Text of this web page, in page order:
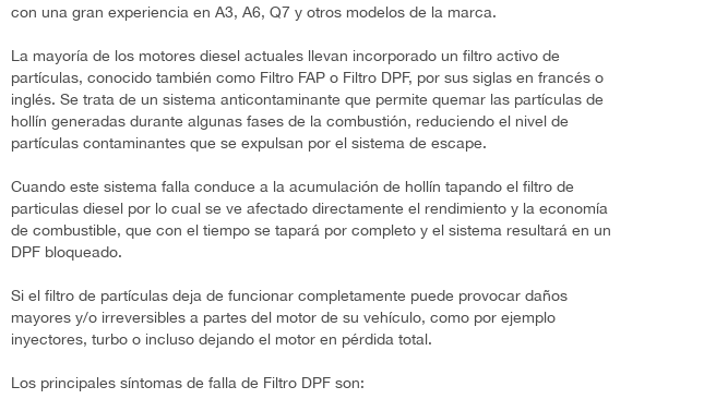
con una gran experiencia en A3, A6, Q7 y otros modelos de la marca.
La mayoría de los motores diesel actuales llevan incorporado un filtro activo de
partículas, conocido también como Filtro FAP o Filtro DPF, por sus siglas en francés o
inglés. Se trata de un sistema anticontaminante que permite quemar las partículas de
hollín generadas durante algunas fases de la combustión, reduciendo el nivel de
partículas contaminantes que se expulsan por el sistema de escape.
Cuando este sistema falla conduce a la acumulación de hollín tapando el filtro de
particulas diesel por lo cual se ve afectado directamente el rendimiento y la economía
de combustible, que con el tiempo se tapará por completo y el sistema resultará en un
DPF bloqueado.
Si el filtro de partículas deja de funcionar completamente puede provocar daños
mayores y/o irreversibles a partes del motor de su vehículo, como por ejemplo
inyectores, turbo o incluso dejando el motor en pérdida total.
Los principales síntomas de falla de Filtro DPF son: